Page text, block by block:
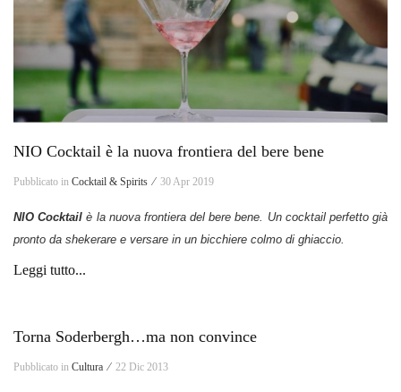
NIO Cocktail è la nuova frontiera del bere bene
Pubblicato in Cocktail & Spirits ⁄ 30 Apr 2019
NIO Cocktail è la nuova frontiera del bere bene. Un cocktail perfetto già
pronto da shekerare e versare in un bicchiere colmo di ghiaccio.
Leggi tutto...
Torna Soderbergh…ma non convince
Pubblicato in Cultura ⁄ 22 Dic 2013